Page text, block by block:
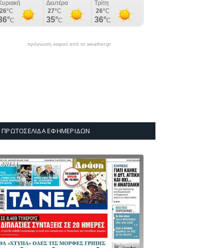
πρόγνωση καιρού από το weather.gr
ΠΡΩΤΟΣΈΛΙΔΑ ΕΦΗΜΕΡΊΔΩΝ